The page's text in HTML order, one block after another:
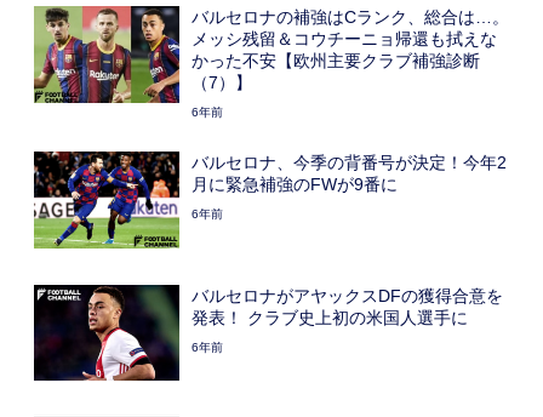
バルセロナの補強はCランク、総合は…。
メッシ残留＆コウチーニョ帰還も拭えな
かった不安【欧州主要クラブ補強診断
（7）】
6年前
バルセロナ、今季の背番号が決定！今年2
月に緊急補強のFWが9番に
6年前
バルセロナがアヤックスDFの獲得合意を
発表！ クラブ史上初の米国人選手に
6年前